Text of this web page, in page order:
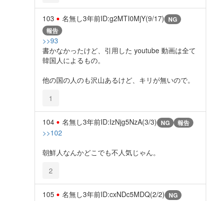
103 名無し3年前ID:g2MTI0MjY(9/17) NG
報告
>>93
書かなかったけど、引用した youtube 動画は全て
韓国人によるもの。
他の国の人のも沢山あるけど、キリが無いので。
1
104 名無し3年前ID:IzNjg5NzA(3/3) NG 報告
>>102
朝鮮人なんかどこでも不人気じゃん。
2
105 名無し3年前ID:cxNDc5MDQ(2/2) NG